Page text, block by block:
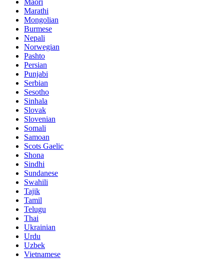
Maori
Marathi
Mongolian
Burmese
Nepali
Norwegian
Pashto
Persian
Punjabi
Serbian
Sesotho
Sinhala
Slovak
Slovenian
Somali
Samoan
Scots Gaelic
Shona
Sindhi
Sundanese
Swahili
Tajik
Tamil
Telugu
Thai
Ukrainian
Urdu
Uzbek
Vietnamese